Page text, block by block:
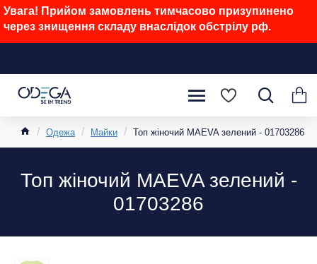
Увага! Прийом замовлень тимчасово призупинено
через знищення складу внаслідок обстрілу рф.
Одежа Майки Топ жіночий MAEVA зелений - 01703286
Топ жіночий MAEVA зелений -
01703286